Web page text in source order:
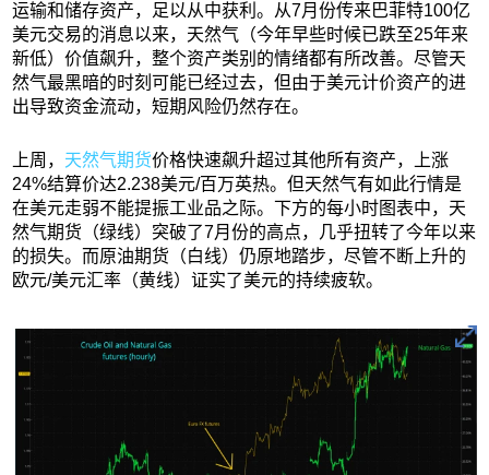
运输和储存资产，足以从中获利。从7月份传来巴菲特100亿
美元交易的消息以来，天然气（今年早些时候已跌至25年来
新低）价值飙升，整个资产类别的情绪都有所改善。尽管天
然气最黑暗的时刻可能已经过去，但由于美元计价资产的进
出导致资金流动，短期风险仍然存在。
上周， 天然气期货价格快速飙升超过其他所有资产，上涨
24%结算价达2.238美元/百万英热。但天然气有如此行情是
在美元走弱不能提振工业品之际。下方的每小时图表中，天
然气期货（绿线）突破了7月份的高点，几乎扭转了今年以来
的损失。而原油期货（白线）仍原地踏步，尽管不断上升的
欧元/美元汇率（黄线）证实了美元的持续疲软。